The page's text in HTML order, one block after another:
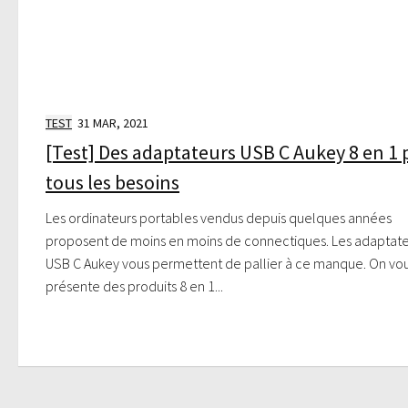
TEST 31 MAR, 2021
[Test] Des adaptateurs USB C Aukey 8 en 1
tous les besoins
Les ordinateurs portables vendus depuis quelques années
proposent de moins en moins de connectiques. Les
USB C Aukey vous permettent de pallier à ce manque. On
présente des produits 8 en 1...